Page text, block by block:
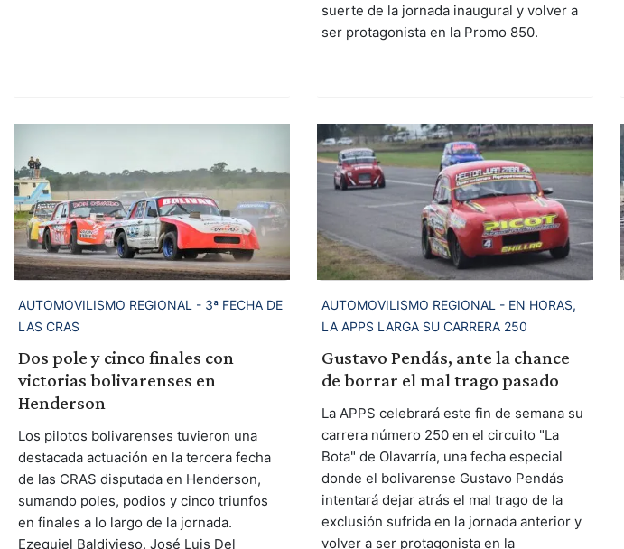
suerte de la jornada inaugural y volver a
ser protagonista en la Promo 850.
AUTOMOVILISMO REGIONAL - 3ª FECHA DE
LAS CRAS
Dos pole y cinco finales con
victorias bolivarenses en
Henderson
Los pilotos bolivarenses tuvieron una
destacada actuación en la tercera fecha
de las CRAS disputada en Henderson,
sumando poles, podios y cinco triunfos
en finales a lo largo de la jornada.
Ezequiel Baldivieso, José Luis Del
AUTOMOVILISMO REGIONAL - EN HORAS,
LA APPS LARGA SU CARRERA 250
Gustavo Pendás, ante la chance
de borrar el mal trago pasado
La APPS celebrará este fin de semana su
carrera número 250 en el circuito "La
Bota" de Olavarría, una fecha especial
donde el bolivarense Gustavo Pendás
intentará dejar atrás el mal trago de la
exclusión sufrida en la jornada anterior y
volver a ser protagonista en la